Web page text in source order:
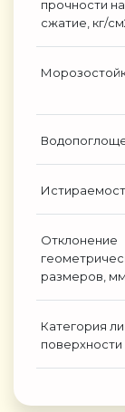
прочности на
сжатие, кг/
Отклонение
размеров, мм
Категория
поверхности